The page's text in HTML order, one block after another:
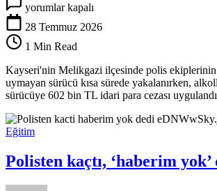
kaçtı,
‘haberim
dedi!
bin
TL
ceza
yedi
için
yorumlar kapalı
28 Temmuz 2026
1 Min Read
Kayseri'nin Melikgazi ilçesinde polis ekiplerinin
uymayan sürücü kısa sürede yakalanırken,
sürücüye 602 bin TL idari para cezası
Eğitim
Polisten kaçtı, ‘haberim yok’